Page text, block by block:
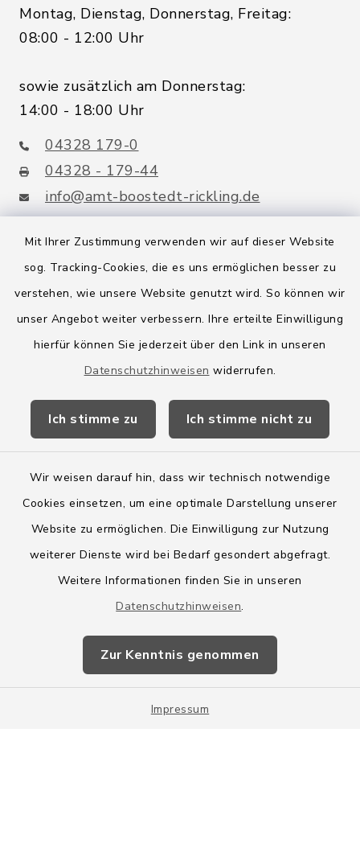
Mit Ihrer Zustimmung verwenden wir auf dieser Website
sog. Tracking-Cookies, die es uns ermöglichen besser zu
verstehen, wie unsere Website genutzt wird. So können wir
unser Angebot weiter verbessern. Ihre erteilte Einwilligung
hierfür können Sie jederzeit über den Link in unseren
Datenschutzhinweisen widerrufen.
Ich stimme zu Ich stimme nicht zu
Wir weisen darauf hin, dass wir technisch notwendige
Cookies einsetzen, um eine optimale Darstellung unserer
Website zu ermöglichen. Die Einwilligung zur Nutzung
weiterer Dienste wird bei Bedarf gesondert abgefragt.
Weitere Informationen finden Sie in unseren
Datenschutzhinweisen.
Zur Kenntnis genommen
Impressum
Montag, Dienstag, Donnerstag, Freitag:
08:00 - 12:00 Uhr
sowie zusätzlich am Donnerstag:
14:00 - 18:00 Uhr
04328 179-0
04328 - 179-44
info@amt-boostedt-rickling.de
Quicklinks
Amt Boostedt-Rickling
Amtsbroschüre
Wege-Zweckverband
Barrierefreiheit
Impressum
Sitemap